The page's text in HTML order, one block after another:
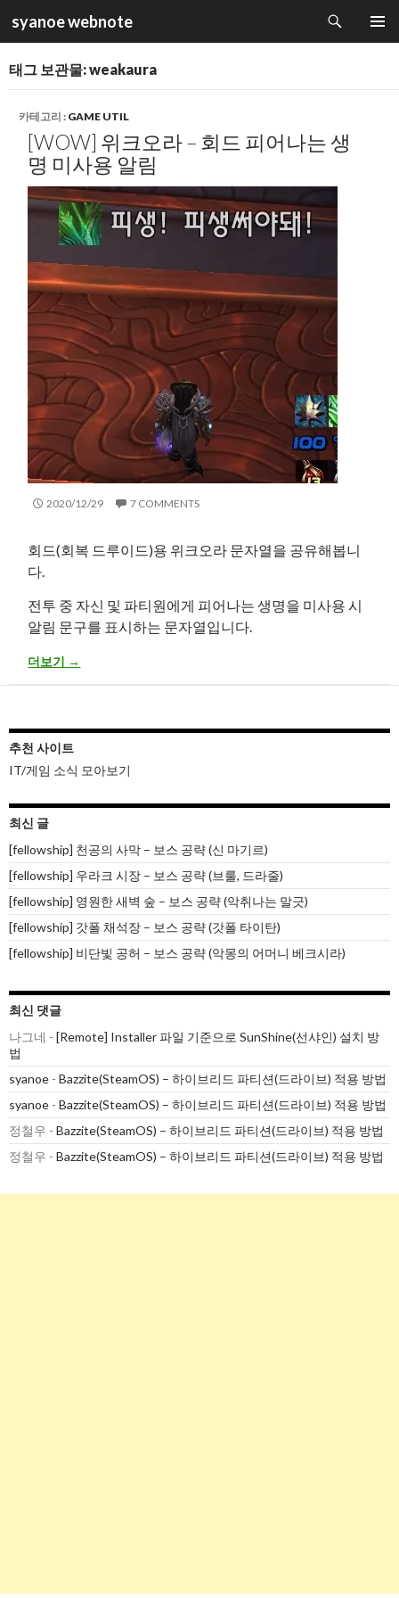
syanoe webnote
색
츠
로
건
태그 보관물: weakaura
카테고리 : GAME UTIL
[WOW] 위크오라 – 회드 피어나는 생
명 미사용 알림
2020/12/29 7 COMMENTS
회드(회복 드루이드)용 위크오라 문자열을 공유해봅니
다.
전투 중 자신 및 파티원에게 피어나는 생명을 미사용 시
알림 문구를 표시하는 문자열입니다.
[WOW] 위크오라 – 회드 피어나는 생명 미사용 알림
더보기 →
추천 사이트
IT/게임 소식 모아보기
최신 글
[fellowship] 천공의 사막 – 보스 공략 (신 마기르)
[fellowship] 우라크 시장 – 보스 공략 (브룰, 드라줄)
[fellowship] 영원한 새벽 숲 – 보스 공략 (악취나는 말긋)
[fellowship] 갓폴 채석장 – 보스 공략 (갓폴 타이탄)
[fellowship] 비단빛 공허 – 보스 공략 (악몽의 어머니 베크시라)
최신 댓글
나그네 - [Remote] Installer 파일 기준으로 SunShine(선샤인) 설치 방
법
syanoe - Bazzite(SteamOS) – 하이브리드 파티션(드라이브) 적용 방법
syanoe - Bazzite(SteamOS) – 하이브리드 파티션(드라이브) 적용 방법
정철우 - Bazzite(SteamOS) – 하이브리드 파티션(드라이브) 적용 방법
정철우 - Bazzite(SteamOS) – 하이브리드 파티션(드라이브) 적용 방법